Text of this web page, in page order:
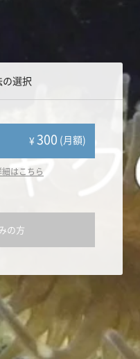
選択
¥300 (月額)
はこちら
の方